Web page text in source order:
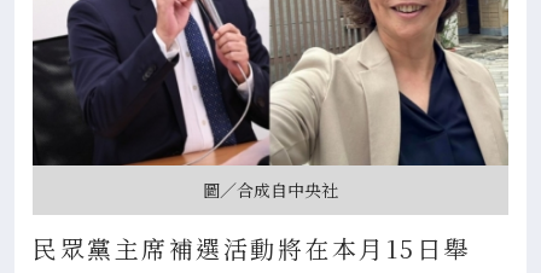
圖／合成自中央社
民眾黨主席補選活動將在本月15日舉